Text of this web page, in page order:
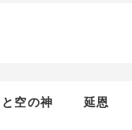
と空の神 延恩